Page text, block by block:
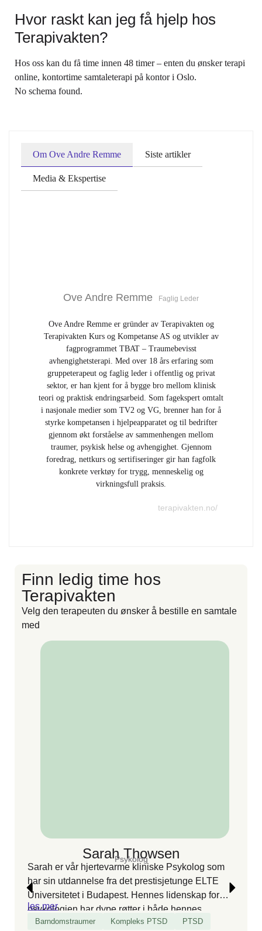
Finn ledig time hos
Terapivakten
Velg den terapeuten du ønsker å bestille en samtale
med
Sarah Thowsen
Psykolog
Sarah er vår hjertevarme kliniske Psykolog som
har sin utdannelse fra det prestisjetunge ELTE
Universitetet i Budapest. Hennes lidenskap for
psykologien har dype røtter i både hennes
personlige og profesjonelle erfaringer. Oppvokst i
les mer
Barndomstraumer Kompleks PTSD PTSD
Hvor raskt kan jeg få hjelp hos
Terapivakten?
Hos oss kan du få time innen 48 timer – enten du ønsker terapi
online, kontortime samtaleterapi på kontor i Oslo.
No schema found.
Om Ove Andre Remme Siste artikler
Media & Ekspertise
Ove Andre Remme Faglig Leder
Ove Andre Remme er gründer av Terapivakten og
Terapivakten Kurs og Kompetanse AS og utvikler av
fagprogrammet TBAT – Traumebevisst
avhengighetsterapi. Med over 18 års erfaring som
gruppeterapeut og faglig leder i offentlig og privat
sektor, er han kjent for å bygge bro mellom klinisk
teori og praktisk endringsarbeid. Som fagekspert omtalt
i nasjonale medier som TV2 og VG, brenner han for å
styrke kompetansen i hjelpeapparatet og til bedrifter
gjennom økt forståelse av sammenhengen mellom
traumer, psykisk helse og avhengighet. Gjennom
foredrag, nettkurs og sertifiseringer gir han fagfolk
konkrete verktøy for trygg, menneskelig og
virkningsfull praksis.
terapivakten.no/